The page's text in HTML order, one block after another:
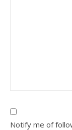
Notify me of